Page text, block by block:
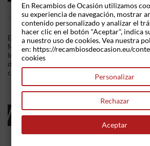
DETALLES DEL
En Recambios de Ocasion disponemos de
MEGANE I KOMBI VAN (2000-2003) 1.9 D
Interna: 10171221198985. Caja termostato
disponemos de mas recambios, si tiene
consultenos.
16 OTROS PRODUCTOS
CATEGORÍA:
En Recambios de Ocasión utilizamos
su experiencia de navegación, mostrar
contenido personalizado y analizar el
hacer clic en el botón "Aceptar", indica
a nuestro uso de cookies. Vea nuestra
en: https://recambiosdeocasion.eu/
cookies
Personalizar
Rechazar
Aceptar